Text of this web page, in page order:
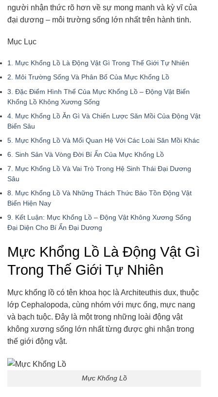
người nhận thức rõ hơn về sự mong manh và kỳ vĩ của
đại dương – môi trường sống lớn nhất trên hành tinh.
Mục Lục
1. Mực Khổng Lồ Là Động Vật Gì Trong Thế Giới Tự Nhiên
2. Môi Trường Sống Và Phân Bố Của Mực Khổng Lồ
3. Đặc Điểm Hình Thể Của Mực Khổng Lồ – Động Vật Biển
Khổng Lồ Không Xương Sống
4. Mực Khổng Lồ Ăn Gì Và Chiến Lược Săn Mồi Của Động Vật
Biển Sâu
5.
Mực Khổng Lồ Và Mối Quan Hệ Với Các Loài Săn Mồi Khác
6. Sinh Sản Và Vòng Đời Bí Ẩn Của Mực Khổng Lồ
7. Mực Khổng Lồ Và Vai Trò Trong Hệ Sinh Thái Đại Dương
Sâu
8. Mực Khổng Lồ Và Những Thách Thức Bảo Tồn Động Vật
Biển Hiện Nay
9. Kết Luận: Mực Khổng Lồ – Động Vật Không Xương Sống
Đại Diện Cho Bí Ẩn Đại Dương
Mực Khổng Lồ Là Động Vật Gì
Trong Thế Giới Tự Nhiên
Mực khổng lồ có tên khoa học là Architeuthis dux, thuộc
lớp Cephalopoda, cùng nhóm với mực ống, mực nang
và bạch tuộc. Đây là một trong những loài động vật
không xương sống lớn nhất từng được ghi nhận trong
thế giới động vật.
Mực Khổng Lồ